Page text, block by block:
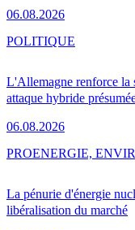
06.08.2026
L'Allemagne renforce la
attaque hybride
06.08.2026
POLITIQUE
La pénurie d'énergie
libéralisation du marché
PROENERGIE,